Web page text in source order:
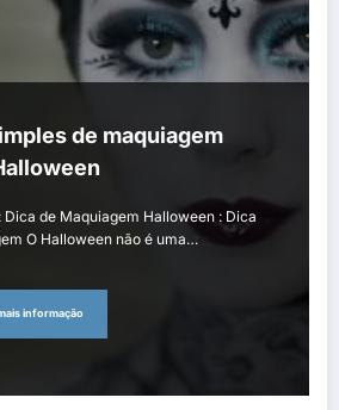
de maquiagem
Dica de Maquiagem Halloween : Dica
O Halloween não é uma…
informação